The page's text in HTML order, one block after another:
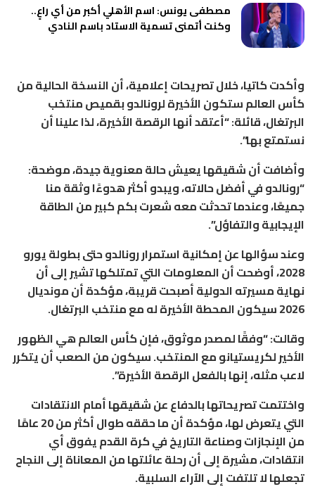
مصطفى يونس: اسم الأهلي أكبر من أي راعٍ..
وكنت أتمنى تسمية الاستاد باسم النادي
وأكدت كاتيا، خلال تصريحات إعلامية، أن النسخة الحالية من
كأس العالم ستكون الأخيرة لرونالدو بقميص منتخب
البرتغال، قائلة: “أعتقد أنها الرقصة الأخيرة، لذا علينا أن
نستمتع بها”.
وأضافت أن شقيقها يعيش حالة معنوية جيدة، موضحة:
“رونالدو في أفضل حالاته، ويبدو أكثر هدوءًا وثقة منا
جميعًا، وعندما تحدثت معه شعرت بكم كبير من الطاقة
الإيجابية والتفاؤل”.
وعند سؤالها عن إمكانية استمرار رونالدو حتى بطولة يورو
2028، أوضحت أن المعلومات التي تمتلكها تشير إلى أن
نهاية مسيرته الدولية أصبحت قريبة، مؤكدة أن مونديال
2026 سيكون المحطة الأخيرة له مع منتخب البرتغال.
وقالت: “وفقًا لمصدر موثوق، فإن كأس العالم هي الظهور
الأخير لكريستيانو مع المنتخب. سيكون من الصعب أن يتكرر
لاعب مثله، إنها بالفعل الرقصة الأخيرة”.
واختتمت تصريحاتها بالدفاع عن شقيقها أمام الانتقادات
التي يتعرض لها، مؤكدة أن ما حققه طوال أكثر من 20 عامًا
من الإنجازات وصناعة التاريخ في كرة القدم يفوق أي
انتقادات، مشيرة إلى أن رحلة عائلتها من المعاناة إلى النجاح
تجعلها لا تلتفت إلى الآراء السلبية.